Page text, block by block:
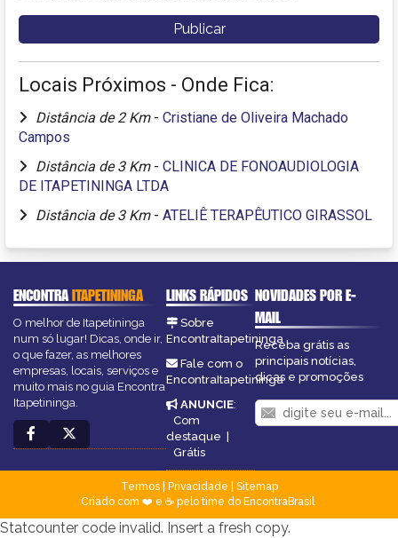
Locais Próximos - Onde Fica:
Distância de 2 Km - Cristiane de Oliveira Machado
Campos
Distância de 3 Km - CLINICA DE FONOAUDIOLOGIA
DE ITAPETININGA LTDA
Distância de 3 Km - ATELIÊ TERAPÊUTICO GIRASSOL
ENCONTRAITAPETININGA
O melhor de Itapetininga
num só lugar! Dicas, onde ir,
o que fazer, as melhores
empresas, locais, serviços e
muito mais no guia Encontra
Itapetininga.
LINKS RÁPIDOS
Sobre
EncontraItapetininga
Fale com o
EncontraItapetininga
ANUNCIE:
Com
destaque |
Grátis
NOVIDADES POR E-
MAIL
Receba grátis as
principais notícias,
dicas e promoções
Termos| Privacidade
Sitemap
Criado com ❤️ e ☕ pelo time do EncontraBrasil
Statcounter code invalid. Insert a fresh copy.